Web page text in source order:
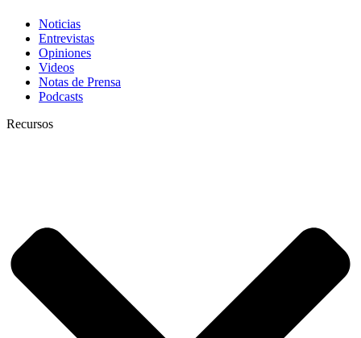
Noticias
Entrevistas
Opiniones
Videos
Notas de Prensa
Podcasts
Recursos